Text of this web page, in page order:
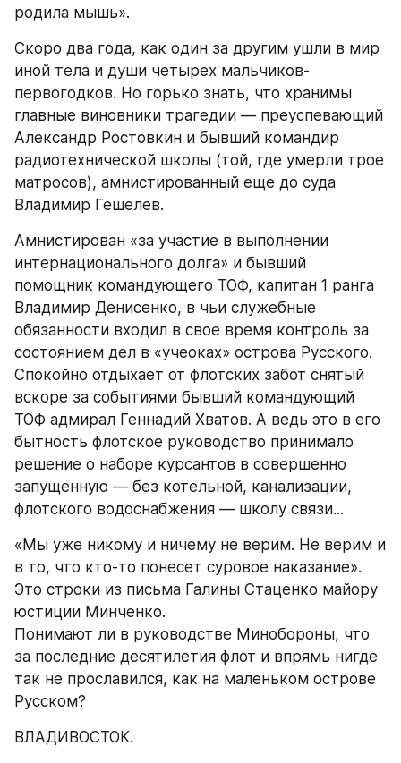
родила мышь».
Скоро два года, как один за другим ушли в мир
иной тела и души четырех мальчиков-
первогодков. Но горько знать, что хранимы
главные виновники трагедии — преуспевающий
Александр Ростовкин и бывший командир
радиотехнической школы (той, где умерли трое
матросов), амнистированный еще до суда
Владимир Гешелев.
Амнистирован «за участие в выполнении
интернационального долга» и бывший
помощник командующего ТОФ, капитан 1 ранга
Владимир Денисенко, в чьи служебные
обязанности входил в свое время контроль за
состоянием дел в «учеоках» острова Русского.
Спокойно отдыхает от флотских забот снятый
вскоре за событиями бывший командующий
ТОФ адмирал Геннадий Хватов. А ведь это в его
бытность флотское руководство принимало
решение о наборе курсантов в совершенно
запущенную — без котельной, канализации,
флотского водоснабжения — школу связи...
«Мы уже никому и ничему не верим. Не верим и
в то, что кто-то понесет суровое наказание».
Это строки из письма Галины Стаценко майору
юстиции Минченко.
Понимают ли в руководстве Минобороны, что
за последние десятилетия флот и впрямь нигде
так не прославился, как на маленьком острове
Русском?
ВЛАДИВОСТОК.